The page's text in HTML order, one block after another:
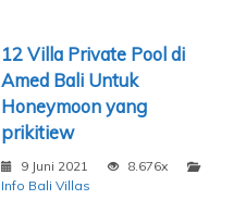
12 Villa Private Pool di
Amed Bali Untuk
Honeymoon yang
prikitiew
9 Juni 2021
8.676x
Info Bali Villas